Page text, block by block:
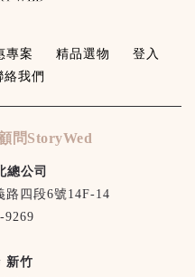
專案 精品選物
登入
絡我們
問StoryWed
總公司
路四段6號14F-14
9269
新竹